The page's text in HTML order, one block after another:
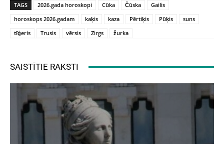
TAGS 2026.gada horoskopi Cūka Čūska
Gailis
horoskops 2026.gadam
kaķis kaza Pērtiķis Pūķis
suns
tīģeris
Trusis vērsis Zirgs žurka
SAISTĪTIE RAKSTI